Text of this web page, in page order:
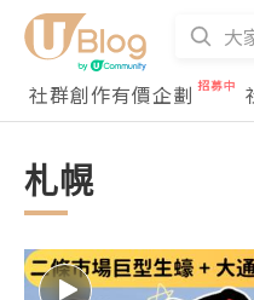
社群創作有價企劃
札幌